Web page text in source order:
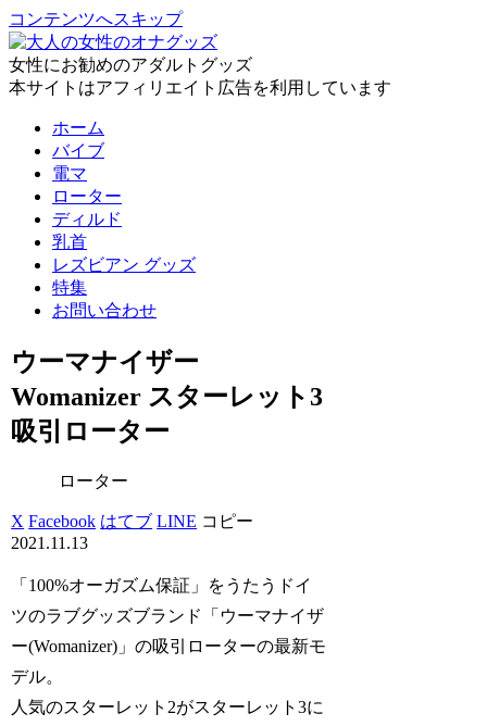
コンテンツへスキップ
女性にお勧めのアダルトグッズ
本サイトはアフィリエイト広告を利用しています
ホーム
バイブ
電マ
ローター
ディルド
乳首
レズビアン グッズ
特集
お問い合わせ
ウーマナイザー
Womanizer スターレット3
吸引ローター
ローター
X Facebook はてブ LINE コピー
2021.11.13
「100%オーガズム保証」をうたうドイ
ツのラブグッズブランド「ウーマナイザ
ー(Womanizer)」の吸引ローターの最新モ
デル。
人気のスターレット2がスターレット3に